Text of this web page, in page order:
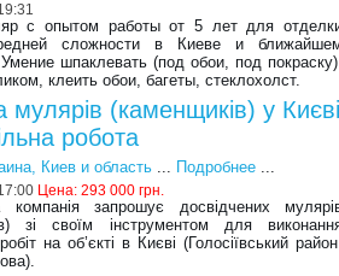
с опытом работы от 5 лет для
сложности в Киеве и
шпаклевать (под обои, под
клеить обои, багеты, стеклохолст.
мулярів (каменщиків) у
робота
Киев и область ... Подробнее ...
Цена:293 000 грн.
компанія запрошує досвідчених
зі своїм інструментом для
на об’єкті в Києві (Голосіївський